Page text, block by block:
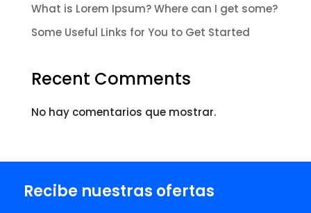
What is Lorem Ipsum? Where can I get some?
Some Useful Links for You to Get Started
Recent Comments
No hay comentarios que mostrar.
Recibe nuestras ofertas